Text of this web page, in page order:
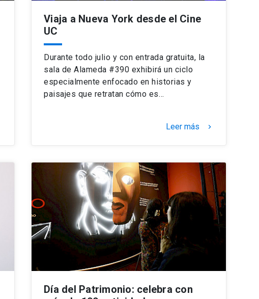
Viaja a Nueva York desde el Cine
UC
Durante todo julio y con entrada gratuita, la
sala de Alameda #390 exhibirá un ciclo
especialmente enfocado en historias y
paisajes que retratan cómo es…
Leer más keyboard_arrow_right
Día del Patrimonio: celebra con